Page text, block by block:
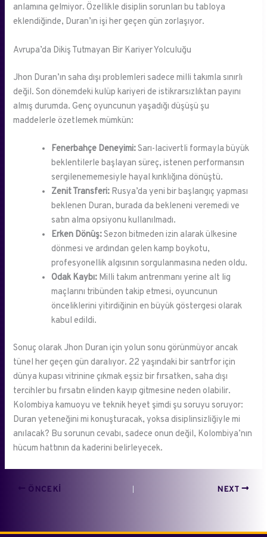
anlamına gelmiyor. Özellikle disiplin sorunları bu tabloya
eklendiğinde, Duran’ın işi her geçen gün zorlaşıyor.
Avrupa’da Dikiş Tutmayan Bir Kariyer Yolculuğu
Jhon Duran’ın saha dışı problemleri sadece milli takımla sınırlı
değil. Son dönemdeki kulüp kariyeri de istikrarsızlıktan payını
almış durumda. Genç oyuncunun yaşadığı düşüşü şu
maddelerle özetlemek mümkün:
Fenerbahçe Deneyimi:Sarı-lacivertli formayla büyük
beklentilerle başlayan süreç, istenen performansın
sergilenememesiyle hayal kırıklığına dönüştü.
Zenit Transferi: Rusya’da yeni bir başlangıç yapması
beklenen Duran, burada da bekleneni veremedi ve
satın alma opsiyonu kullanılmadı.
Erken Dönüş:Sezon bitmeden izin alarak ülkesine
dönmesi ve ardından gelen kamp boykotu,
profesyonellik algısının sorgulanmasına neden oldu.
Odak Kaybı: Milli takım antrenmanı yerine alt lig
maçlarını tribünden takip etmesi, oyuncunun
önceliklerini yitirdiğinin en büyük göstergesi olarak
kabul edildi.
Sonuç olarak Jhon Duran için yolun sonu görünmüyor ancak
tünel her geçen gün daralıyor. 22 yaşındaki bir santrfor için
dünya kupası vitrinine çıkmak eşsiz bir fırsatken, saha dışı
tercihler bu fırsatın elinden kayıp gitmesine neden olabilir.
Kolombiya kamuoyu ve teknik heyet şimdi şu soruyu soruyor:
Duran yeteneğini mi konuşturacak, yoksa disiplinsizliğiyle mi
anılacak? Bu sorunun cevabı, sadece onun değil, Kolombiya’nın
hücum hattının da kaderini belirleyecek.
ÖNCEKI NEXT